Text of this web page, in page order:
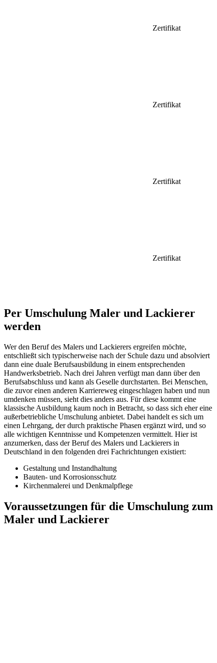
Zertifikat
Zertifikat
Zertifikat
Zertifikat
Per Umschulung Maler und Lackierer
werden
Wer den Beruf des Malers und Lackierers ergreifen möchte,
entschließt sich typischerweise nach der Schule dazu und absolviert
dann eine duale Berufsausbildung in einem entsprechenden
Handwerksbetrieb. Nach drei Jahren verfügt man dann über den
Berufsabschluss und kann als Geselle durchstarten. Bei Menschen,
die zuvor einen anderen Karriereweg eingeschlagen haben und nun
umdenken müssen, sieht dies anders aus. Für diese kommt eine
klassische Ausbildung kaum noch in Betracht, so dass sich eher eine
außerbetriebliche Umschulung anbietet. Dabei handelt es sich um
einen Lehrgang, der durch praktische Phasen ergänzt wird, und so
alle wichtigen Kenntnisse und Kompetenzen vermittelt. Hier ist
anzumerken, dass der Beruf des Malers und Lackierers in
Deutschland in den folgenden drei Fachrichtungen existiert:
Gestaltung und Instandhaltung
Bauten- und Korrosionsschutz
Kirchenmalerei und Denkmalpflege
Voraussetzungen für die Umschulung zum
Maler und Lackierer